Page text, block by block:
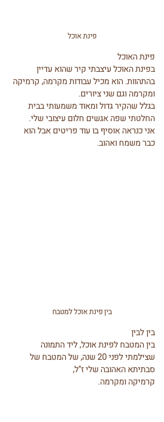
פינת אוכל
פינת האוכל
בפינת האוכל עיצבתי קיר שהוא עדיין
בהתהוות. הוא מכיל עבודות מקרמה, קרמיקה
ומקרמה וגם שני ציורים.
בגלל שהקיר גדול ומאוד משמעותי בבית
החלטתי שפה אגשים חלום עיצובי שלי.
אני כנראה אוסיף בו עוד פריטים אבל הוא
כבר משמח ואהוב.
בין פינת אוכל למטבח
בין לבין
בין המטבח לפינת אוכל, ליד התמונה
שצילמתי לפני 20 שנה, של המטבח של
סבתיתא האהובה שלי ז"ל,
קרמיקה ומקרמה.